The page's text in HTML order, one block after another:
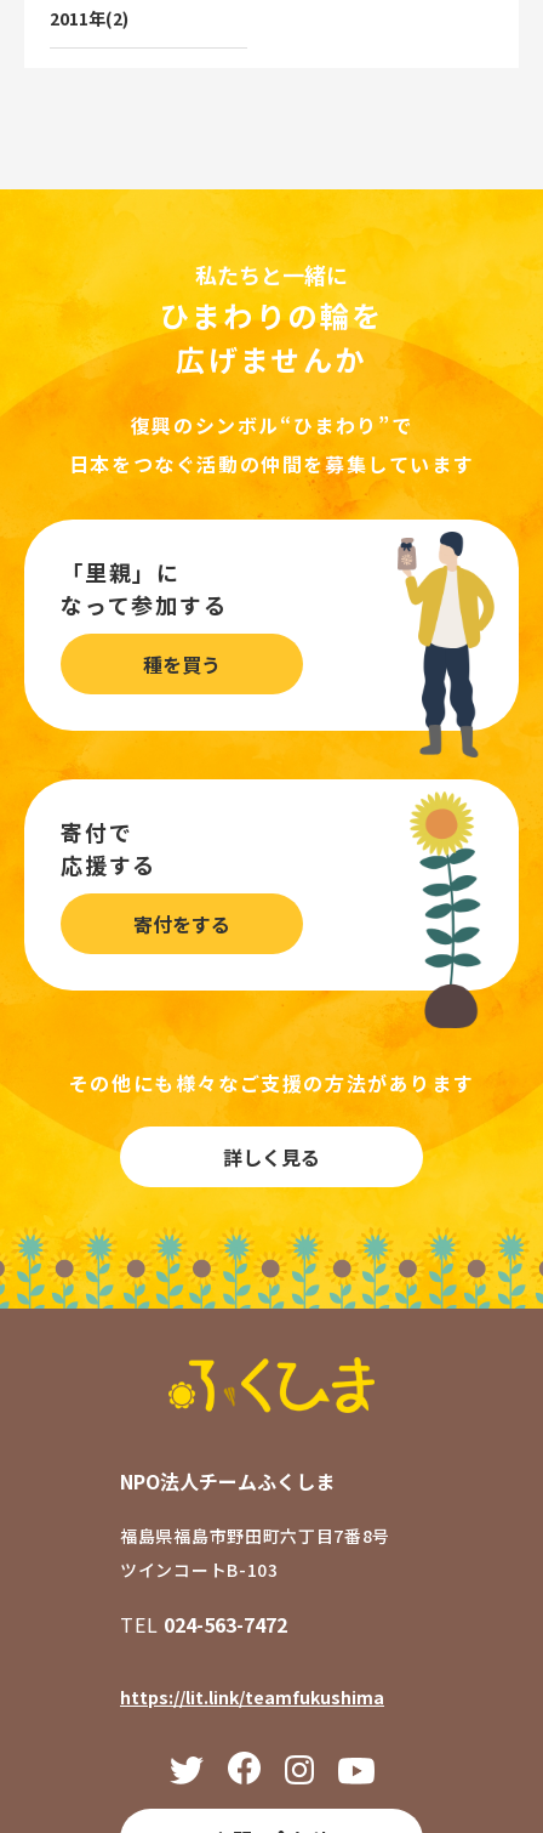
2011年(2)
私たちと一緒に
ひまわりの輪を
広げませんか
復興のシンボル“ひまわり”で
日本をつなぐ活動の仲間を募集しています
「里親」に
なって参加する
種を買う
寄付で
応援する
寄付をする
その他にも様々なご支援の方法があります
詳しく見る
NPO法人チームふくしま
福島県福島市野田町六丁目7番8号
ツインコートB-103
TEL 024-563-7472
https://lit.link/teamfukushima